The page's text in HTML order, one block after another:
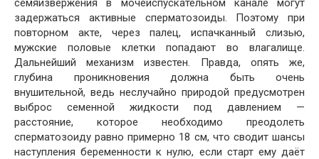
семяизвержения в мочеиспускательном канале могут
задержаться активные сперматозоиды. Поэтому при
повторном акте, через палец, испачканный слизью,
мужские половые клетки попадают во влагалище.
Дальнейший механизм известен. Правда, опять же,
глубина проникновения должна быть очень
внушительной, ведь неслучайно природой предусмотрен
выброс семенной жидкости под давлением —
расстояние, которое необходимо преодолеть
сперматозоиду равно примерно 18 см, что сводит шансы
наступления беременности к нулю, если старт ему даёт